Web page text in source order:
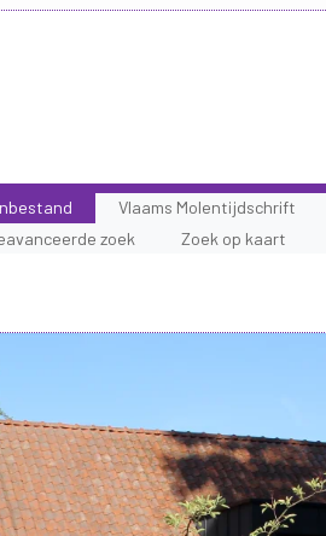
zoek Zoek op kaart
Vlaams Molentijdschrift